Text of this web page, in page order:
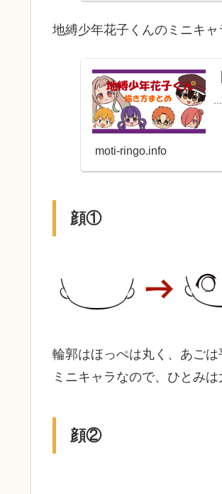
地縛少年花子くんのミニキャ
moti-ringo.info
顔①
輪郭はほっぺは丸く、あごは
ミニキャラなので、ひとみは
顔②